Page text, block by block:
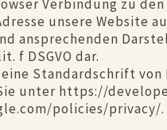
Verbindung zu
unsere Website
ansprechenden
f DSGVO dar.
Standardschrift
unter https://
policies/privacy/.